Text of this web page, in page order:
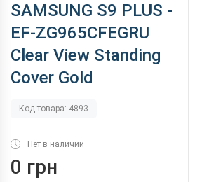
SAMSUNG S9 PLUS -
EF-ZG965CFEGRU
Clear View Standing
Cover Gold
Код товара: 4893
Нет в наличии
0 грн